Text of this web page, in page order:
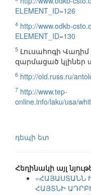
ELEMENT_ID=126
4 http://www.odkb-
ELEMENT_ID=130
5 Լուսահոգի Վադիմ
զարմացած կլիներ
6 http://old.russ.ru/
7 http://www.tep-
online.info/laku/usa/
դեպի ետ
Հեղինակի այլ
«ՀԱՅԱՍՏԱՆՆ
ՀԱՅՏՆԻ